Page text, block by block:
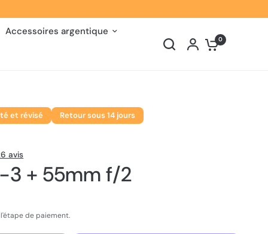
Accessoires argentique
0
et révisé Retour sous 14 jours
avis
3 + 55mm f/2
de paiement.